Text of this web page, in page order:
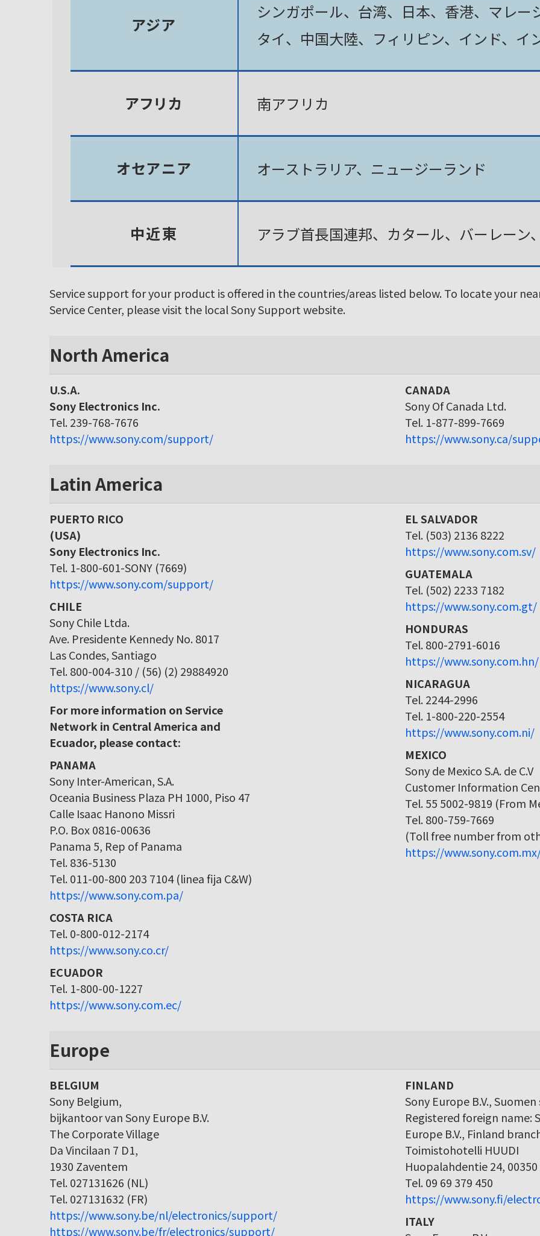
アジア
シンガポール、台湾、日本、香港、マレー
タイ、中国大陸、フィリピン、インド、イ
アフリカ 南アフリカ
オセアニア オーストラリア、ニュージーランド
中近東 アラブ首長国連邦、カタール、バーレーン
Service support for your product is offered in the countries/areas listed below. To locate your
Service Center, please visit the local Sony Support website.
North America
U.S.A.
Sony Electronics Inc.
Tel. 239-768-7676
https://www.sony.com/support/
CANADA
Sony Of Canada Ltd.
Tel. 1-877-899-7669
https://www.sony.ca/
Latin America
PUERTO RICO
(USA)
Sony Electronics Inc.
Tel. 1-800-601-SONY (7669)
https://www.sony.com/support/
CHILE
Sony Chile Ltda.
Ave. Presidente Kennedy No. 8017
Las Condes, Santiago
Tel. 800-004-310 / (56) (2) 29884920
https://www.sony.cl/
For more information on Service
Network in Central America and
Ecuador, please contact:
PANAMA
Sony Inter-American, S.A.
Oceania Business Plaza PH 1000, Piso 47
Calle Isaac Hanono Missri
P.O. Box 0816-00636
Panama 5, Rep of Panama
Tel. 836-5130
Tel. 011-00-800 203 7104 (linea fija C&W)
https://www.sony.com.pa/
COSTA RICA
Tel. 0-800-012-2174
https://www.sony.co.cr/
ECUADOR
Tel. 1-800-00-1227
https://www.sony.com.ec/
EL SALVADOR
Tel. (503) 2136 8222
https://www.sony.com.sv/
GUATEMALA
Tel. (502) 2233 7182
https://www.sony.com.gt/
HONDURAS
Tel. 800-2791-6016
https://www.sony.com.hn/
NICARAGUA
Tel. 2244-2996
Tel. 1-800-220-2554
https://www.sony.com.ni/
MEXICO
Sony de Mexico S.A. de C.V
Customer Information
Tel. 55 5002-9819 (From
Tel. 800-759-7669
(Toll free number from
https://
Europe
BELGIUM
Sony Belgium,
bijkantoor van Sony Europe B.V.
The Corporate Village
Da Vincilaan 7 D1,
1930 Zaventem
Tel. 027131626 (NL)
Tel. 027131632 (FR)
https://www.sony.be/nl/electronics/support/
https://www.sony.be/fr/electronics/support/
FINLAND
Sony Europe B.V.,
Registered foreign name:
Europe B.V., Finland
Toimistohotelli HUUDI
Huopalahdentie 24,
Tel. 09 69 379 450
https://www.sony.fi/
ITALY